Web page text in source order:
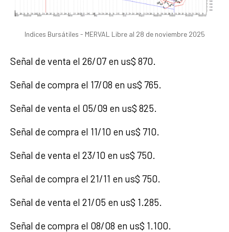
Indices Bursátiles - MERVAL Libre al 28 de noviembre 2025
Señal de venta el 26/07 en us$ 870.
Señal de compra el 17/08 en us$ 765.
Señal de venta el 05/09 en us$ 825.
Señal de compra el 11/10 en us$ 710.
Señal de venta el 23/10 en us$ 750.
Señal de compra el 21/11 en us$ 750.
Señal de venta el 21/05 en us$ 1.285.
Señal de compra el 08/08 en us$ 1.100.